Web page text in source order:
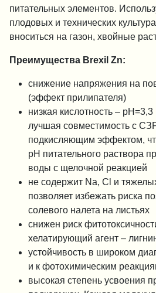
питательных элементов.
плодовых и технических
вноситься на газон, хвойные
Преимущества Brexil Zn:
снижение напряжения на
(эффект прилипателя)
низкая кислотность –
лучшая совместимость с
подкисляющим эффектом,
рН питательного раствора
воды с щелочной реакцией
не содержит Na, Cl и
позволяет избежать риска
солевого налета на листьях
снижен риск
хелатирующий агент –
устойчивость в широком
и к фотохимическим
высокая степень усвоения